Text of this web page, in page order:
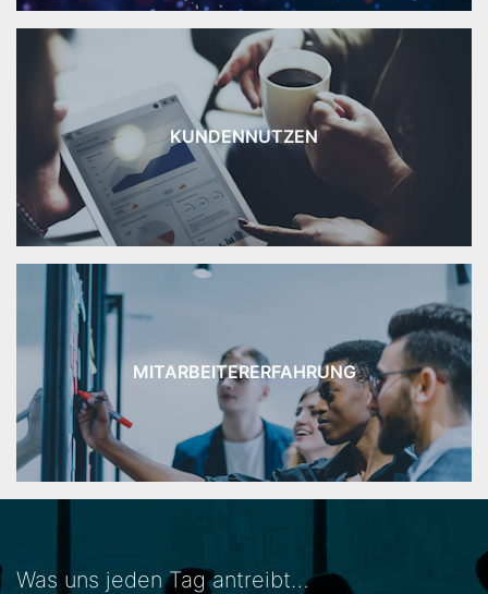
KUNDENNUTZEN
MITARBEITERERFAHRUNG
Was uns jeden Tag antreibt…